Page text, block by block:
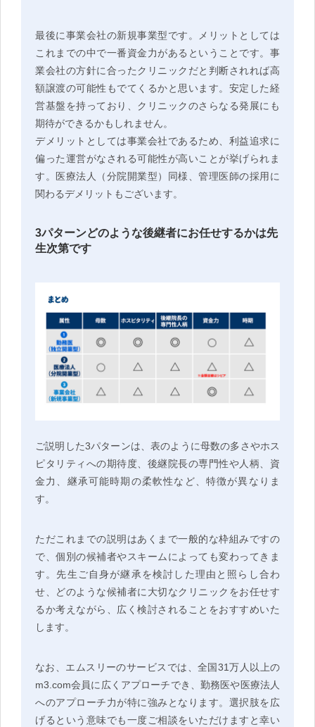
最後に事業会社の新規事業型です。メリットとしては
これまでの中で一番資金力があるということです。事
業会社の方針に合ったクリニックだと判断されれば高
額譲渡の可能性もでてくるかと思います。安定した経
営基盤を持っており、クリニックのさらなる発展にも
期待ができるかもしれません。
デメリットとしては事業会社であるため、利益追求に
偏った運営がなされる可能性が高いことが挙げられま
す。医療法人（分院開業型）同様、管理医師の採用に
関わるデメリットもございます。
3パターンどのような後継者にお任せするかは先
生次第です
ご説明した3パターンは、表のように母数の多さやホス
ピタリティへの期待度、後継院長の専門性や人柄、資
金力、継承可能時期の柔軟性など、特徴が異なりま
す。
ただこれまでの説明はあくまで一般的な枠組みですの
で、個別の候補者やスキームによっても変わってきま
す。先生ご自身が継承を検討した理由と照らし合わ
せ、どのような候補者に大切なクリニックをお任せす
るか考えながら、広く検討されることをおすすめいた
します。
なお、エムスリーのサービスでは、全国31万人以上の
m3.com会員に広くアプローチでき、勤務医や医療法人
へのアプローチ力が特に強みとなります。選択肢を広
げるという意味でも一度ご相談をいただけますと幸い